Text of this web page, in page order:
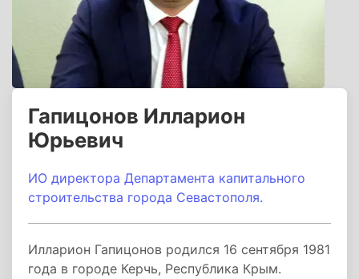
Гапицонов Илларион
Юрьевич
ИО директора Департамента капитального
строительства города Севастополя.
Илларион Гапицонов родился 16 сентября 1981
года в городе Керчь, Республика Крым.